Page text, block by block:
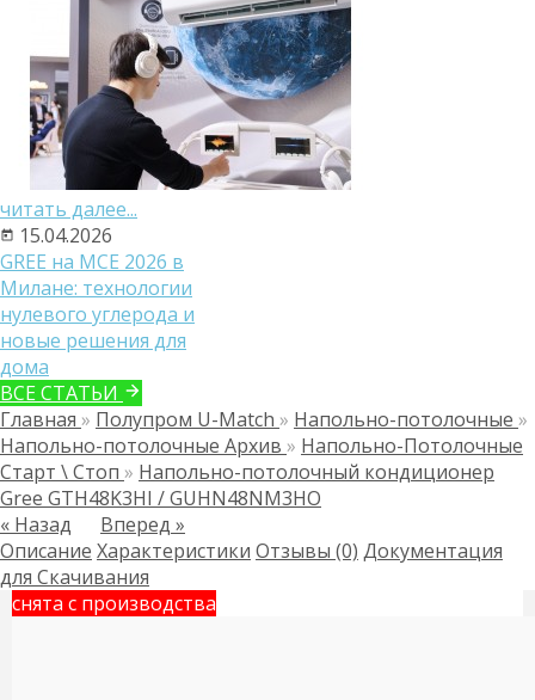
читать далее...
15.04.2026
GREE на MCE 2026 в
Милане: технологии
нулевого углерода и
новые решения для
дома
ВСЕ СТАТЬИ
Главная » Полупром U-Match » Напольно-потолочные »
Напольно-потолочные Архив » Напольно-Потолочные
Старт \ Стоп » Напольно-потолочный кондиционер
Gree GTH48K3HI / GUHN48NM3HO
« Назад
Вперед »
Описание Характеристики Отзывы (0) Документация
для Скачивания
снята с производства